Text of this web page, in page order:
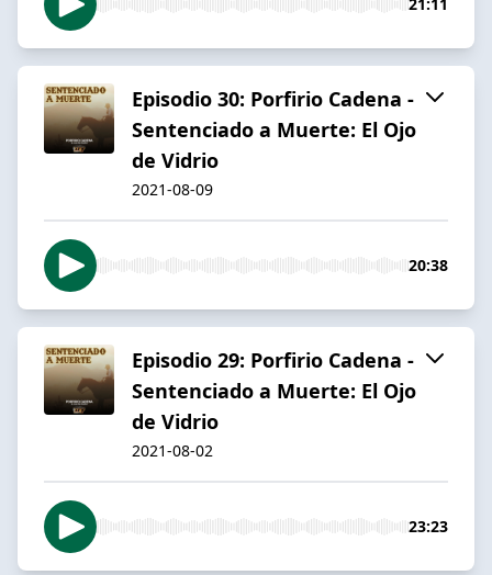
Episodio 30: Porfirio Cadena -
Sentenciado a Muerte: El Ojo
de Vidrio
2021-08-09
20:38
Episodio 29: Porfirio Cadena -
Sentenciado a Muerte: El Ojo
de Vidrio
2021-08-02
23:23